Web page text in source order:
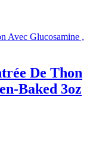
De Thon
Baked 3oz